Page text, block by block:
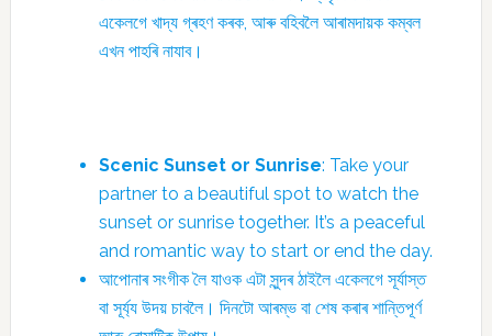
একেলগে খাদ্য গ্ৰহণ কৰক, আৰু বহিবলৈ আৰামদায়ক কম্বল
এখন পাহৰি নাযাব।
Scenic Sunset or Sunrise: Take your
partner to a beautiful spot to watch the
sunset or sunrise together. It’s a peaceful
and romantic way to start or end the day.
আপোনাৰ সংগীক লৈ যাওক এটা সুন্দৰ ঠাইলৈ একেলগে সূৰ্যাস্ত
বা সূৰ্য্য উদয় চাবলৈ। দিনটো আৰম্ভ বা শেষ কৰাৰ শান্তিপূৰ্ণ